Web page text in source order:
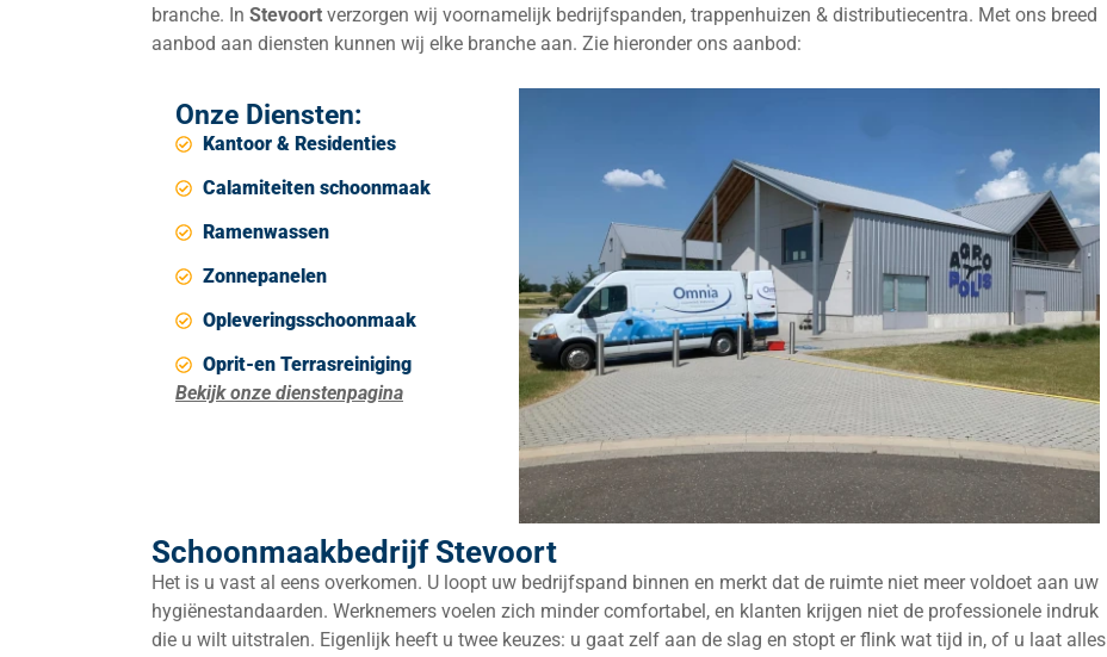
branche. In Stevoort verzorgen wij voornamelijk bedrijfspanden, trappenhuizen & distributiecentra. Met ons breed
aanbod aan diensten kunnen wij elke branche aan. Zie hieronder ons aanbod:
Onze Diensten:
Kantoor & Residenties
Calamiteiten schoonmaak
Ramenwassen
Zonnepanelen
Opleveringsschoonmaak
Oprit-en Terrasreiniging
Bekijk onze dienstenpagina
Schoonmaakbedrijf Stevoort
Het is u vast al eens overkomen. U loopt uw bedrijfspand binnen en merkt dat de ruimte niet meer voldoet aan uw
hygiënestandaarden. Werknemers voelen zich minder comfortabel, en klanten krijgen niet de professionele indruk
die u wilt uitstralen. Eigenlijk heeft u twee keuzes: u gaat zelf aan de slag en stopt er flink wat tijd in, of u laat alles